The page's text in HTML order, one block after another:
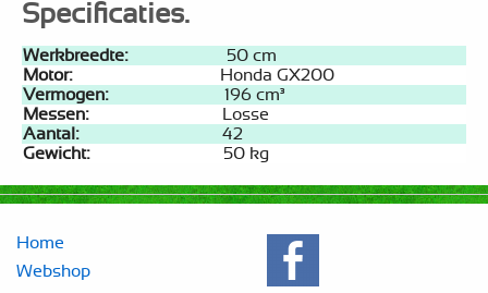
Specificaties.
Werkbreedte:
50 cm
Motor:
Honda GX200
Vermogen:
196 cm³
Messen:
Losse
Aantal:
42
Gewicht:
50 kg
Home
Webshop